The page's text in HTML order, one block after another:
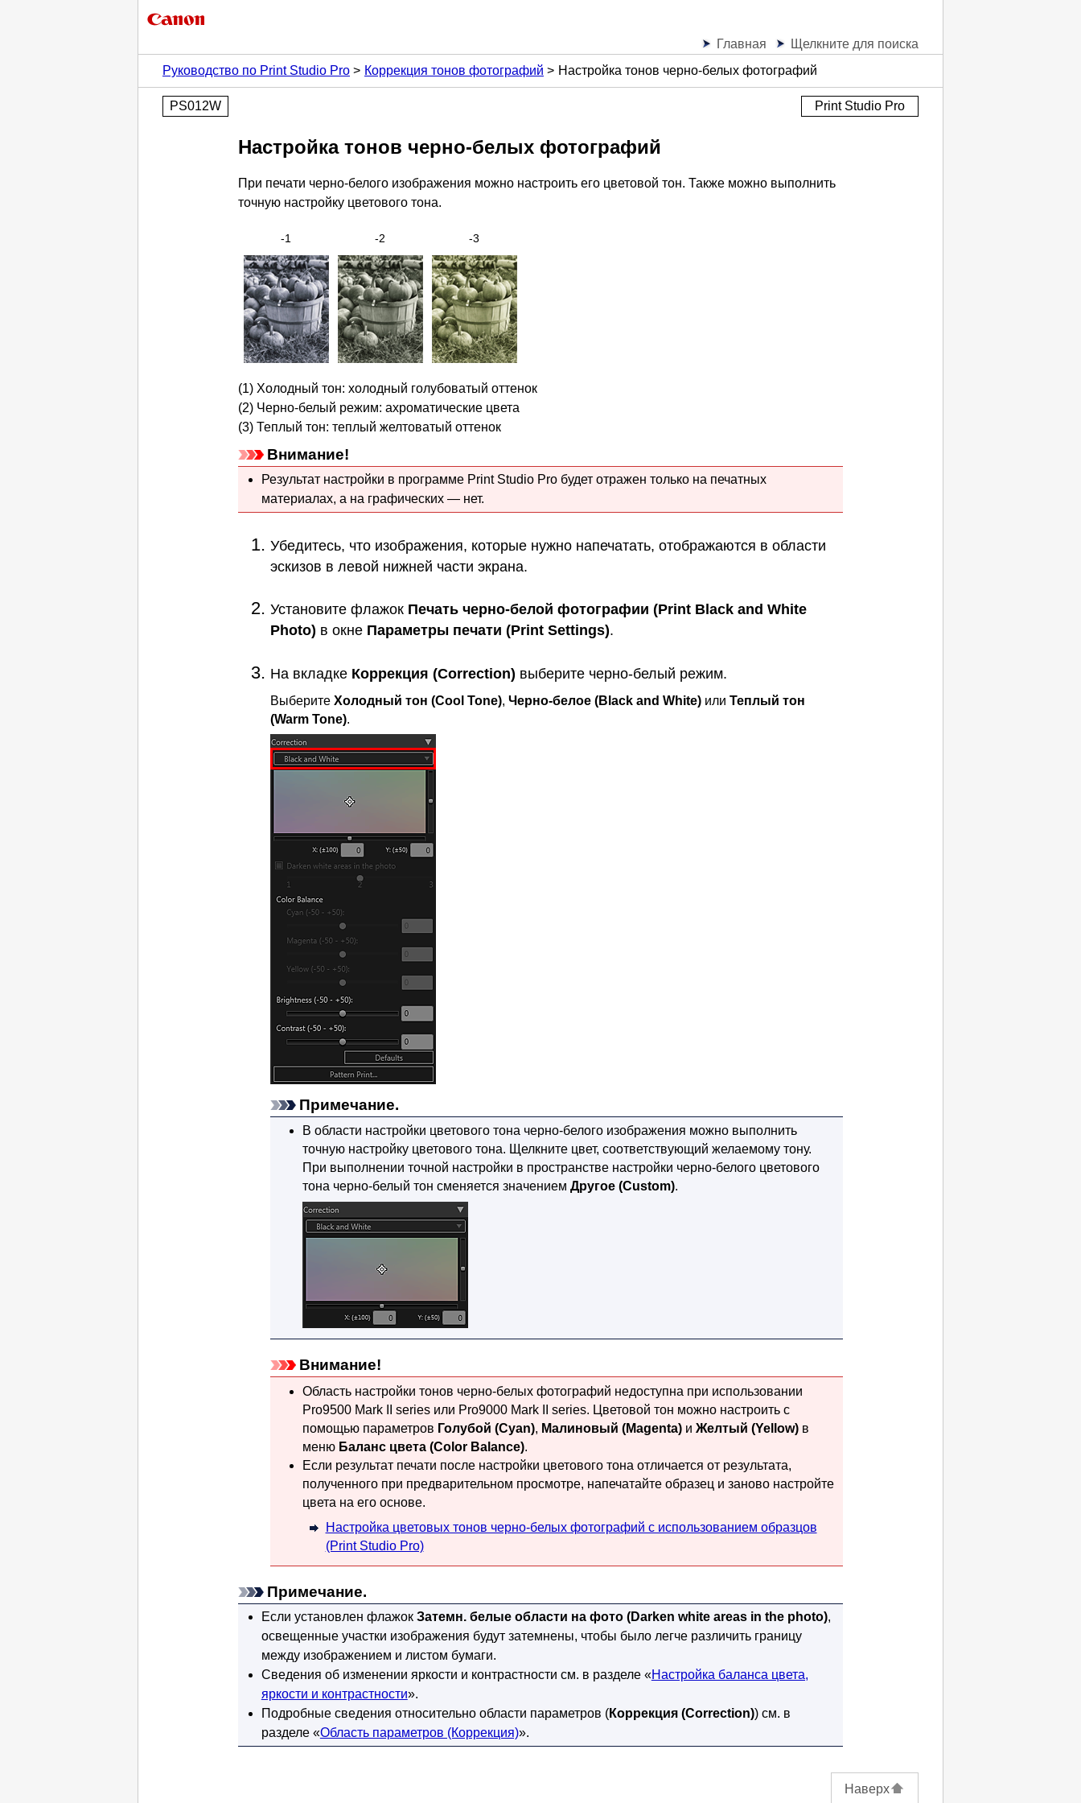
Главная
Щелкните для поиска
Руководство по Print Studio Pro
Коррекция тонов фотографий Настройка тонов черно-белых фотографий
PS012W Print Studio Pro
Настройка тонов черно-белых фотографий
При печати черно-белого изображения можно настроить его цветовой тон. Также можно выполнить
точную настройку цветового тона.
-1 -2 -3
(1) Холодный тон: холодный голубоватый оттенок
(2) Черно-белый режим: ахроматические цвета
(3) Теплый тон: теплый желтоватый оттенок
Внимание!
Результат настройки в программе Print Studio Proбудет отражен только на печатных
материалах, а на графических — нет.
Убедитесь, что изображения, которые нужно напечатать, отображаются в области
эскизов в левой нижней части экрана.
Установите флажок Печать черно-белой фотографии (Print Black and White
Photo) в окне Параметры печати (Print Settings).
На вкладке Коррекция (Correction) выберите черно-белый режим.
Выберите Холодный тон (Cool Tone), Черно-белое (Black and White) или Теплый тон
(Warm Tone).
Примечание.
В области настройки цветового тона черно-белого изображения можно выполнить
точную настройку цветового тона. Щелкните цвет, соответствующий желаемому тону.
При выполнении точной настройки в пространстве настройки черно-белого цветового
тона черно-белый тон сменяется значениемДругое (Custom).
Внимание!
Область настройки тонов черно-белых фотографий недоступна при использовании
Pro9500 Mark II series или Pro9000 Mark II series. Цветовой тон можно настроить с
помощью параметров Голубой (Cyan), Малиновый (Magenta) иЖелтый (Yellow) в
меню Баланс цвета (Color Balance).
Если результат печати после настройки цветового тона отличается от результата,
полученного при предварительном просмотре, напечатайте образец и заново настройте
цвета на его основе.
Настройка цветовых тонов черно-белых фотографий с использованием образцов
(Print Studio Pro)
Примечание.
Если установлен флажок Затемн. белые области на фото (Darken white areas in the photo),
освещенные участки изображения будут затемнены, чтобы было легче различить границу
между изображением и листом бумаги.
Сведения об изменении яркости и контрастности см. в разделе «Настройка баланса цвета,
яркости и контрастности».
Подробные сведения относительно области параметров (Коррекция (Correction)) см. в
разделе «Область параметров (Коррекция)».
Наверх